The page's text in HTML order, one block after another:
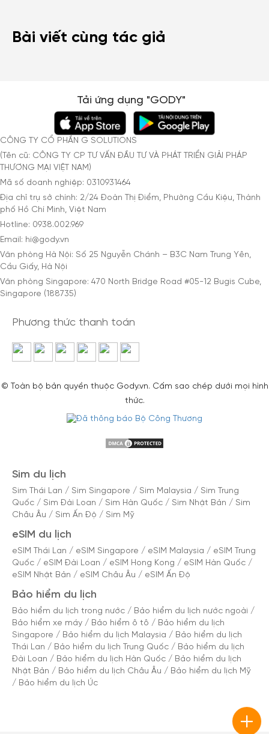
Bài viết cùng tác giả
Tải ứng dụng "GODY"
CÔNG TY CỔ PHẦN G SOLUTIONS
(Tên cũ: CÔNG TY CP TƯ VẤN ĐẦU TƯ VÀ PHÁT TRIỂN GIẢI PHÁP
THƯƠNG MẠI VIỆT NAM)
Mã số doanh nghiệp: 0310931464
Địa chỉ trụ sở chính: 2/24 Đoàn Thị Điểm, Phường Cầu Kiệu, Thành
phố Hồ Chí Minh, Việt Nam
Hotline: 0938.002.969
Email: hi@gody.vn
Văn phòng Hà Nội: Số 25 Nguyễn Chánh – B3C Nam Trung Yên,
Cầu Giấy, Hà Nội
Văn phòng Singapore: 470 North Bridge Road #05-12 Bugis Cube,
Singapore (188735)
Phương thức thanh toán
© Toàn bộ bản quyền thuộc Gody.vn. Cấm sao chép dưới mọi hình
thức.
Sim du lịch
Sim Thái Lan / Sim Singapore / Sim Malaysia / Sim Trung
Quốc / Sim Đài Loan / Sim Hàn Quốc / Sim Nhật Bản / Sim
Châu Âu / Sim Ấn Độ / Sim Mỹ
eSIM du lịch
eSIM Thái Lan / eSIM Singapore / eSIM Malaysia / eSIM Trung
Quốc / eSIM Đài Loan / eSIM Hong Kong / eSIM Hàn Quốc /
eSIM Nhật Bản / eSIM Châu Âu / eSIM Ấn Độ
Bảo hiểm du lịch
Bảo hiểm du lịch trong nước / Bảo hiểm du lịch nước ngoài /
Bảo hiểm xe máy / Bảo hiểm ô tô / Bảo hiểm du lịch
Singapore / Bảo hiểm du lịch Malaysia / Bảo hiểm du lịch
Thái Lan / Bảo hiểm du lịch Trung Quốc / Bảo hiểm du lịch
Đài Loan / Bảo hiểm du lịch Hàn Quốc / Bảo hiểm du lịch
Nhật Bản / Bảo hiểm du lịch Châu Âu / Bảo hiểm du lịch Mỹ
/ Bảo hiểm du lịch Úc